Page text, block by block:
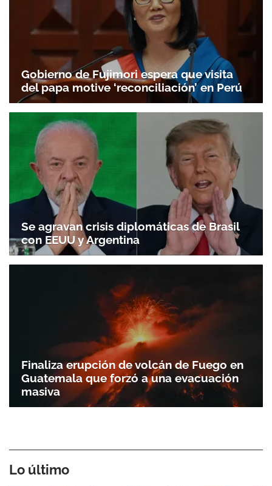
Gobierno de Fujimori espera que visita
del papa motive ‘reconciliación’ en Perú
Se agravan crisis diplomáticas de Brasil
con EEUU y Argentina
Finaliza erupción de volcán de Fuego en
Guatemala que forzó a una evacuación
masiva
Lo último